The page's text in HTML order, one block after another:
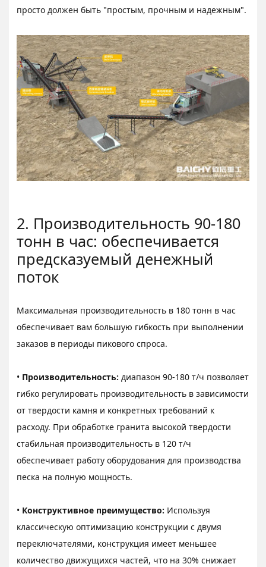
просто должен быть "простым, прочным и надежным".
2. Производительность 90-180
тонн в час: обеспечивается
предсказуемый денежный
поток
Максимальная производительность в 180 тонн в час
обеспечивает вам большую гибкость при выполнении
заказов в периоды пикового спроса.
• Производительность: диапазон 90-180 т/ч позволяет
гибко регулировать производительность в зависимости
от твердости камня и конкретных требований к
расходу. При обработке гранита высокой твердости
стабильная производительность в 120 т/ч
обеспечивает работу оборудования для производства
песка на полную мощность.
• Конструктивное преимущество: Используя
классическую оптимизацию конструкции с двумя
переключателями, конструкция имеет меньшее
количество движущихся частей, что на 30% снижает